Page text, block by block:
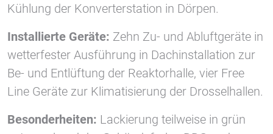
Kühlung der Konverterstation in Dörpen.
Installierte Geräte: Zehn Zu- und Abluftgeräte in
wetterfester Ausführung in Dachinstallation zur
Be- und Entlüftung der Reaktorhalle, vier Free
Line Geräte zur Klimatisierung der Drosselhallen.
Besonderheiten: Lackierung teilweise in grün